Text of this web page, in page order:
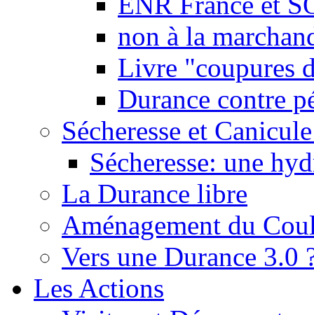
non à la
Livre "coupures
Durance contre
Sécheresse et
Sécheresse: une
La Durance libre
Aménagement du
Vers une Durance 3.0
Les Actions